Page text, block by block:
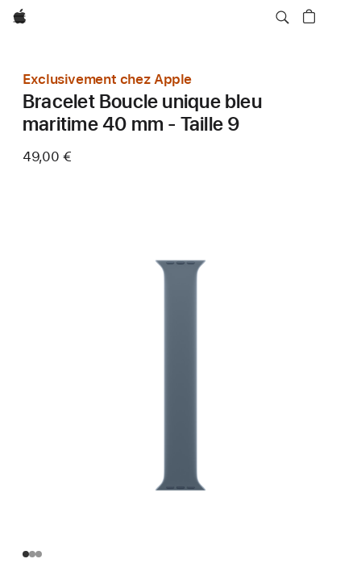
Apple
Exclusivement chez Apple
Bracelet Boucle unique bleu
maritime 40 mm - Taille 9
49,00 €